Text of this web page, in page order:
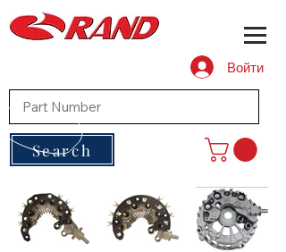
Войти
Search